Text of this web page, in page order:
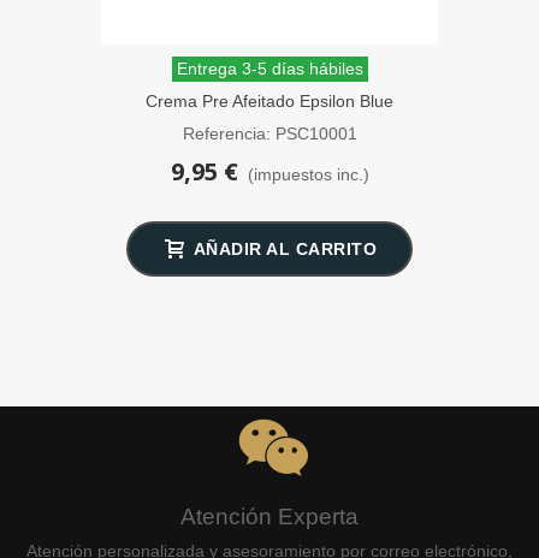
Entrega 3-5 días hábiles
Crema Pre Afeitado Epsilon Blue
Mediterranean 100 ml
Referencia: PSC10001
9,95 € (impuestos inc.)
AÑADIR AL CARRITO
Atención Experta
Atención personalizada y asesoramiento por correo electrónico,